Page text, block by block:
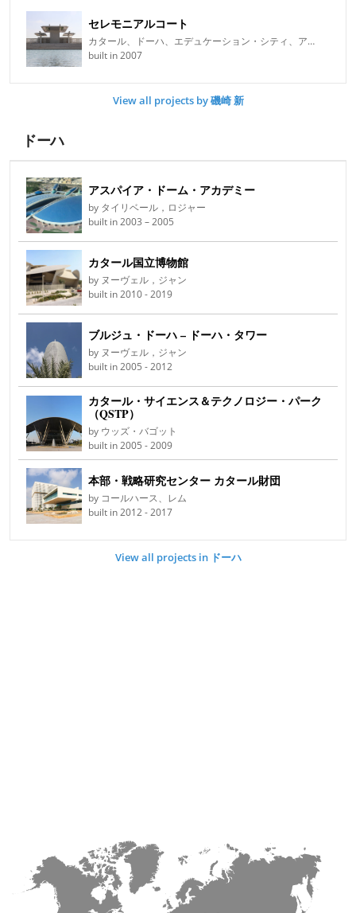
セレモニアルコート
カタール、ドーハ、エデュケーション・シティ、アル・ラヤン
built in 2007
View all projects by 磯崎 新
ドーハ
アスパイア・ドーム・アカデミー
by タイリベール，ロジャー
built in 2003 – 2005
カタール国立博物館
by ヌーヴェル，ジャン
built in 2010 - 2019
ブルジュ・ドーハ – ドーハ・タワー
by ヌーヴェル，ジャン
built in 2005 - 2012
カタール・サイエンス＆テクノロジー・パーク
（QSTP）
by ウッズ・バゴット
built in 2005 - 2009
本部・戦略研究センター カタール財団
by コールハース、レム
built in 2012 - 2017
View all projects in ドーハ